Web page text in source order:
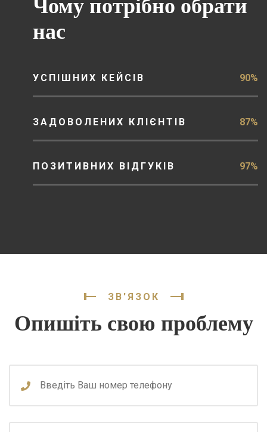
нас
УСПІШНИХ КЕЙСІВ 90%
ЗАДОВОЛЕНИХ КЛІЄНТІВ 87%
ПОЗИТИВНИХ ВІДГУКІВ 97%
ЗВ'ЯЗОК
Опишіть свою проблему